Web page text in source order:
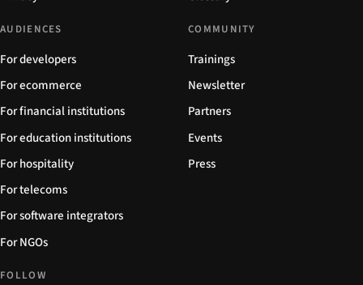
AUDIENCES
For developers
For ecommerce
For financial institutions
For education institutions
For hospitality
For telecoms
For software integrators
For NGOs
COMMUNITY
Trainings
Newsletter
Partners
Events
Press
FOLLOW